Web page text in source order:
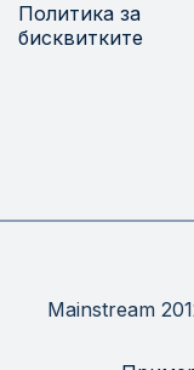
Политика за
бисквитките
Mainstream